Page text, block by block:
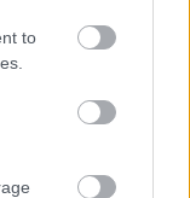
to
a tüntetőktől és
ezeket a